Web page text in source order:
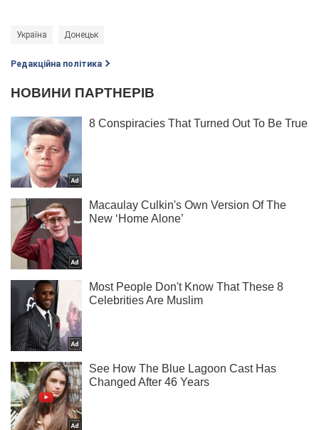
Україна Донецьк
Редакційна політика